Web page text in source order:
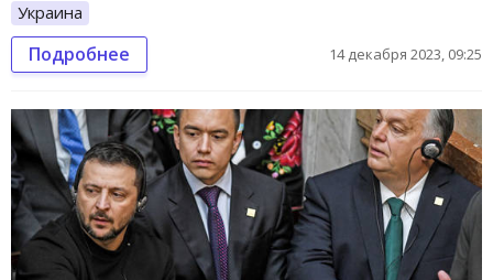
Украина
Подробнее 14 декабря 2023, 09:25